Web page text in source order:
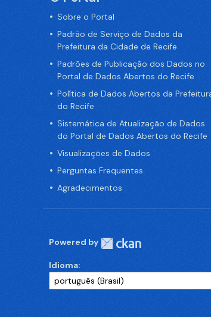
Sobre o Portal
Padrão de Serviço de Dados da
Prefeitura da Cidade de Recife
Padrões de Publicação dos Dados no
Portal de Dados Abertos do Recife
Política de Dados Abertos da
do Recife
Sistemática de Atualização de Dados
do Portal de Dados Abertos do Recife
Visualizações de Dados
Perguntas Frequentes
Agradecimentos
Powered by
Idioma